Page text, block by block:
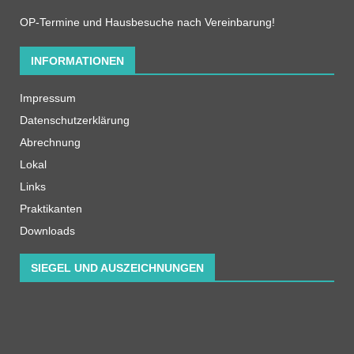
OP-Termine und Hausbesuche nach Vereinbarung!
INFORMATIONEN
Impressum
Datenschutzerklärung
Abrechnung
Lokal
Links
Praktikanten
Downloads
SIEGEL UND AUSZEICHNUNGEN